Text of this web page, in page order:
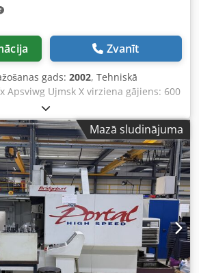
Zvanīt
gads: 2002, Tehniskā
Apsviwg Ujmsk X virziena gājiens: 600
410 mm Z virziena gājiens: 520 mm
16 pozīcijas Apgriezieni: 8000
810 shopmill Galda
x 420 mm Ātrgaitas X un Y asīs:
20 m/min Uzmava ISO: SK 40
Iekārtas svars apm.: 2,5 t
apm.: 2,2 x 2,3 x 2,3 m
centrs, elektroniska rokasratte, bez
Zināms bojājums: vadības sistēma
cena
Mazā sludinājuma